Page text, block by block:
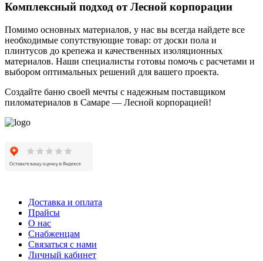
Комплексный подход от Лесной корпорации
Помимо основных материалов, у нас вы всегда найдете все
необходимые сопутствующие товар: от доски пола и
плинтусов до крепежа и качественных изоляционных
материалов. Наши специалисты готовы помочь с расчетами и
выбором оптимальных решений для вашего проекта.
Создайте баню своей мечты с надежным поставщиком
пиломатериалов в Самаре — Лесной корпорацией!
Доставка и оплата
Прайсы
О нас
Снабженцам
Связаться с нами
Личный кабинет